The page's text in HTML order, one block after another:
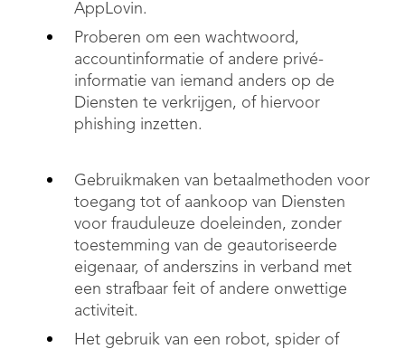
AppLovin.
Proberen om een wachtwoord,
accountinformatie of andere privé-
informatie van iemand anders op de
Diensten te verkrijgen, of hiervoor
phishing inzetten.
Gebruikmaken van betaalmethoden voor
toegang tot of aankoop van Diensten
voor frauduleuze doeleinden, zonder
toestemming van de geautoriseerde
eigenaar, of anderszins in verband met
een strafbaar feit of andere onwettige
activiteit.
Het gebruik van een robot, spider of